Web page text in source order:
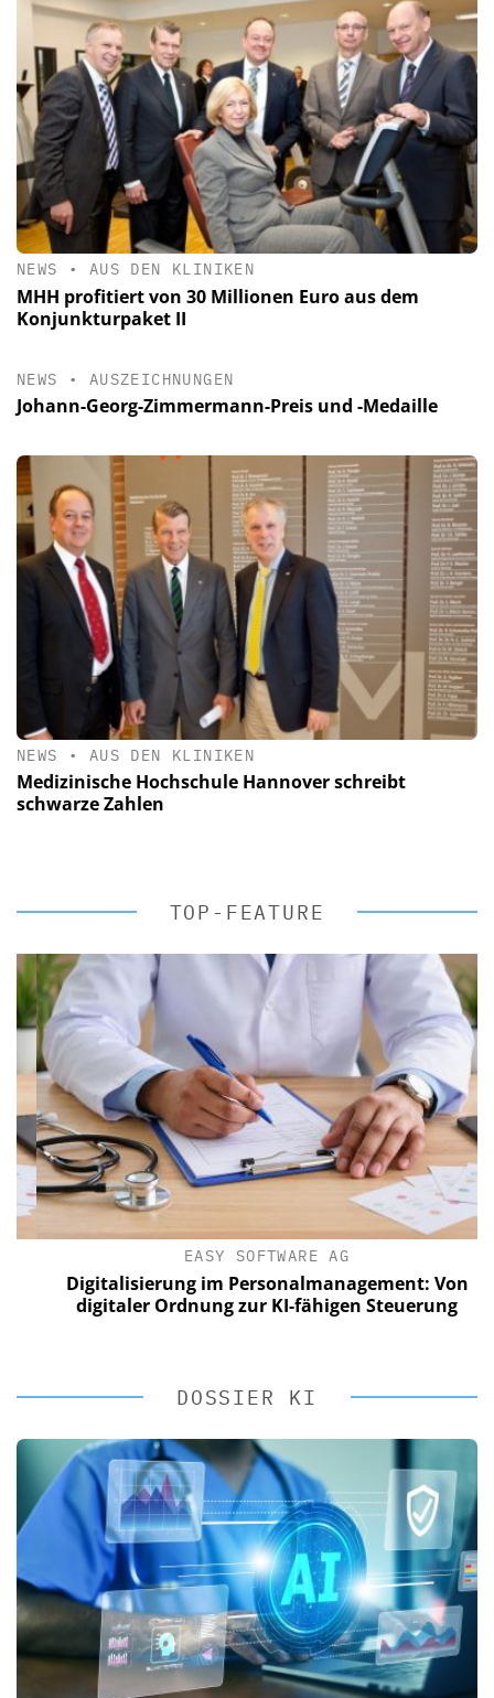
NEWS • AUS DEN KLINIKEN
MHH profitiert von 30 Millionen Euro aus dem
Konjunkturpaket II
NEWS • AUSZEICHNUNGEN
Johann-Georg-Zimmermann-Preis und -Medaille
NEWS • AUS DEN KLINIKEN
Medizinische Hochschule Hannover schreibt
schwarze Zahlen
TOP-FEATURE
EASY SOFTWARE AG
Digitalisierung im Personalmanagement: Von
digitaler Ordnung zur KI-fähigen Steuerung
DOSSIER KI